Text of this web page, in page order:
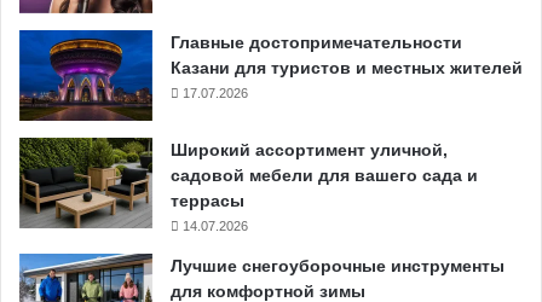
Главные достопримечательности
Казани для туристов и местных жителей
17.07.2026
Широкий ассортимент уличной,
садовой мебели для вашего сада и
террасы
14.07.2026
Лучшие снегоуборочные инструменты
для комфортной зимы